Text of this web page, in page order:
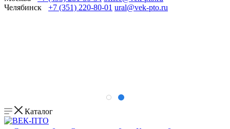
Челябинск
+7 (351) 220-80-01 ural@vek-pto.ru
Каталог